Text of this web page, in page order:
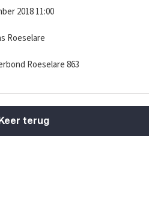
2018 11:00
Roeselare
Roeselare 863
terug